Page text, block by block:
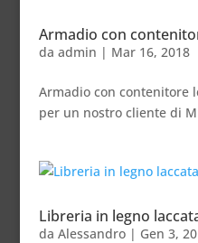
Armadio con
da admin | Mar 16, 2018
Armadio con contenitore
per un nostro cliente di
Libreria in legno
da Alessandro| Gen 3,